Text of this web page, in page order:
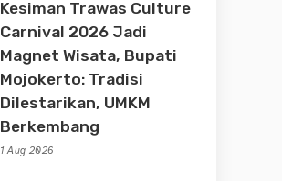
Kesiman Trawas Culture
Carnival 2026 Jadi
Magnet Wisata, Bupati
Mojokerto: Tradisi
Dilestarikan, UMKM
Berkembang
1 Aug 2026